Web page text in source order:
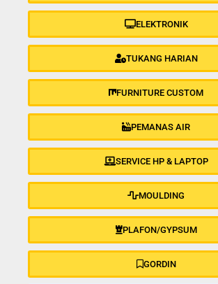
ELEKTRONIK
TUKANG HARIAN
FURNITURE CUSTOM
PEMANAS AIR
SERVICE HP & LAPTOP
MOULDING
PLAFON/GYPSUM
GORDIN